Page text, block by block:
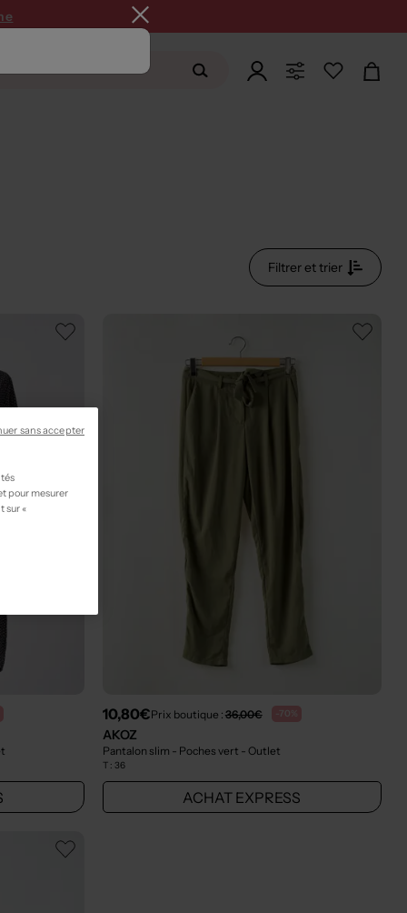
Filtrer et trier
10,80€Prix boutique : 36,00€ -70%
AKOZ
Pantalon slim - Poches vert - Outlet
T : 36
ACHAT EXPRESS
pour mesurer
sur «
sans accepter